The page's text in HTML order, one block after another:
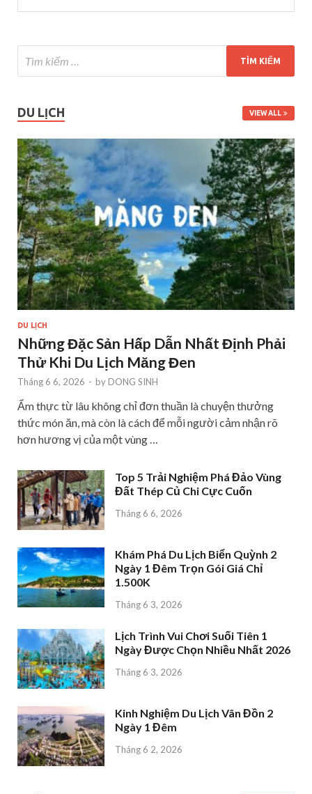
DU LỊCH VIEW ALL
DU LỊCH
Những Đặc Sản Hấp Dẫn Nhất Định Phải
Thử Khi Du Lịch Măng Đen
Tháng 6 6, 2026 - by DONG SINH
Ẩm thực từ lâu không chỉ đơn thuần là chuyện thưởng
thức món ăn, mà còn là cách để mỗi người cảm nhận rõ
hơn hương vị của một vùng …
Top 5 Trải Nghiệm Phá Đảo Vùng
Đất Thép Củ Chi Cực Cuốn
Tháng 6 6, 2026
Khám Phá Du Lịch Biển Quỳnh 2
Ngày 1 Đêm Trọn Gói Giá Chỉ
1.500K
Tháng 6 3, 2026
Lịch Trình Vui Chơi Suối Tiên 1
Ngày Được Chọn Nhiều Nhất 2026
Tháng 6 3, 2026
Kinh Nghiệm Du Lịch Vân Đồn 2
Ngày 1 Đêm
Tháng 6 2, 2026